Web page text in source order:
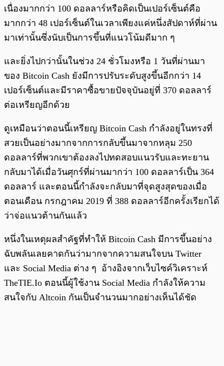
เนื่องมากกว่า 100 ดอลลาร์หรือคิดเป็นเปอร์เซ็นต์คือ
มากกว่า 48 เปอร์เซ็นต์ในเวลาเพียงแค่หนึ่งสัปดาห์ที่ผ่าน
มาเท่านั้นซึ่งนับเป็นการขึ้นที่แนวโน้มดีมาก ๆ
และยิ่งไปกว่านั้นในช่วง 24 ชั่วโมงหรือ 1 วันที่ผ่านมา
ของ Bitcoin Cash ยังมีการปรับระดับสูงขึ้นอีกกว่า 14
เปอร์เซ็นต์และมีราคาซื้อขายปัจจุบันอยู่ที่ 370 ดอลลาร์
ต่อเหรียญอีกด้วย
ดูเหมือนว่าตอนนี้เหรียญ Bitcoin Cash กำลังอยู่ในทรงที่
สวยเป็นอย่างมากจากการกลับขึ้นมาจากหลุม 250
ดอลลาร์ที่พวกเขาต้องลงไปทดสอบแนวรับและทะยาน
กลับมาได้เมื่อวันศุกร์ที่ผ่านมากว่า 100 ดอลลาร์เป็น 364
ดอลลาร์ และตอนนี้กำลังจะกลับมาที่จุดสูงสุดของเมื่อ
ตอนเดือน กรกฎาคม 2019 ที่ 388 ดอลลาร์อีกครั้งเรียกได้
ว่าจ่อแนวต้านกันแล้ว
หนึ่งในเหตุผลสำคัฐที่ทำให้ Bitcoin Cash มีการขึ้นอย่าง
ฉับพลันเลยคาดกันว่ามากจากความสนใจบน Twitter
และ Social Media ต่าง ๆ อ้างอิงจากเว็บไซค์วิเคราะห์
TheTIE.Io ตอนนี้ผู้ใช้งาน Social Media กำลังให้ความ
สนใจกับ Altcoin กันเป็นจำนวนมากอย่างเห็นได้ชัด